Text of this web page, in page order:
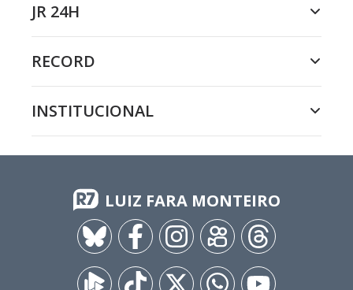
JR 24H
RECORD
INSTITUCIONAL
LUIZ FARA MONTEIRO